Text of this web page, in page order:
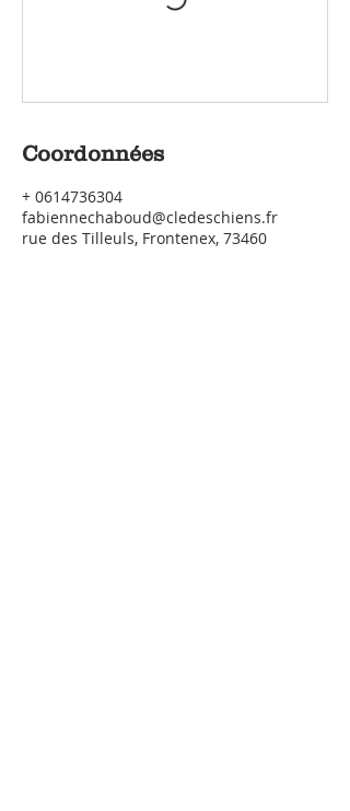
Coordonnées
+ 0614736304
fabiennechaboud@cledeschiens.fr
rue des Tilleuls, Frontenex, 73460